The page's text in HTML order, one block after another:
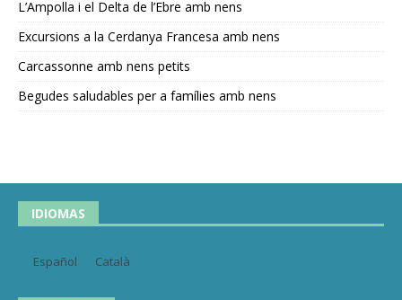
L’Ampolla i el Delta de l’Ebre amb nens
Excursions a la Cerdanya Francesa amb nens
Carcassonne amb nens petits
Begudes saludables per a famílies amb nens
IDIOMAS
Español Català